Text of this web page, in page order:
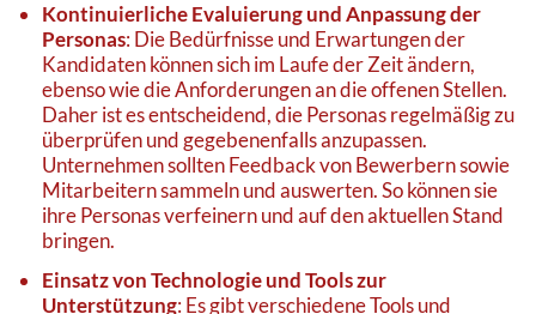
Kontinuierliche Evaluierung und Anpassung der
Personas: Die Bedürfnisse und Erwartungen der
Kandidaten können sich im Laufe der Zeit ändern,
ebenso wie die Anforderungen an die offenen Stellen.
Daher ist es entscheidend, die Personas regelmäßig zu
überprüfen und gegebenenfalls anzupassen.
Unternehmen sollten Feedback von Bewerbern sowie
Mitarbeitern sammeln und auswerten. So können sie
ihre Personas verfeinern und auf den aktuellen Stand
bringen.
Einsatz von Technologie und Tools zur
Unterstützung: Es gibt verschiedene Tools und